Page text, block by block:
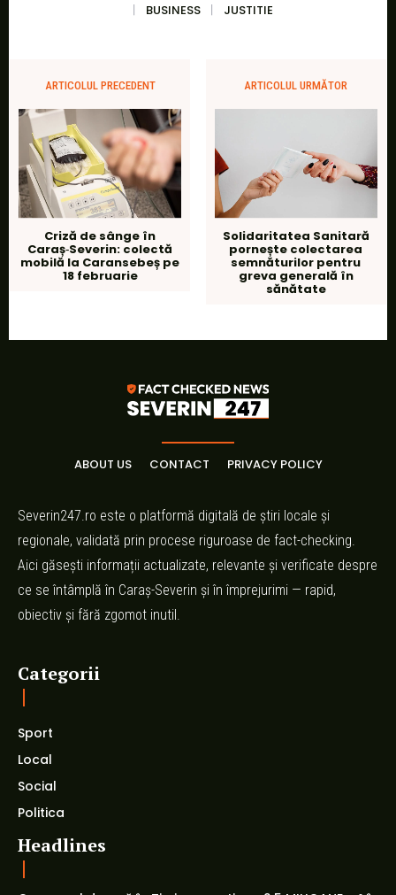
BUSINESS
JUSTITIE
ARTICOLUL PRECEDENT
Criză de sânge în
Caraș‑Severin: colectă
mobilă la Caransebeș pe
18 februarie
ARTICOLUL URMĂTOR
Solidaritatea Sanitară
pornește colectarea
semnăturilor pentru
greva generală în
sănătate
ABOUT US CONTACT PRIVACY POLICY
Severin247.ro este o platformă digitală de știri locale și
regionale, validată prin procese riguroase de fact-checking.
Aici găsești informații actualizate, relevante și verificate despre
ce se întâmplă în Caraș-Severin și în împrejurimi — rapid,
obiectiv și fără zgomot inutil.
Categorii
Sport
Local
Social
Politica
Headlines